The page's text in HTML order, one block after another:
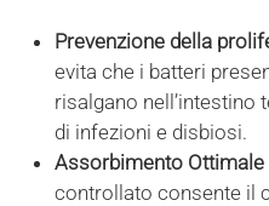
Prevenzione della
evita che i batteri
risalgano nell’intestino
di infezioni e disbiosi.
Assorbimento Ottimale
controllato consente il